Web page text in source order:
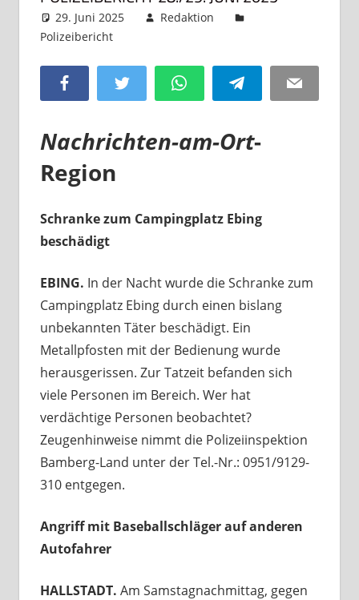
29. Juni 2025
Redaktion
Polizeibericht
Facebook Twitter WhatsAppTelegram Email
Nachrichten-am-Ort-
Region
Schranke zum Campingplatz Ebing
beschädigt
EBING. In der Nacht wurde die Schranke zum
Campingplatz Ebing durch einen bislang
unbekannten Täter beschädigt. Ein
Metallpfosten mit der Bedienung wurde
herausgerissen. Zur Tatzeit befanden sich
viele Personen im Bereich. Wer hat
verdächtige Personen beobachtet?
Zeugenhinweise nimmt die Polizeiinspektion
Bamberg-Land unter der Tel.-Nr.: 0951/9129-
310 entgegen.
Angriff mit Baseballschläger auf anderen
Autofahrer
HALLSTADT. Am Samstagnachmittag, gegen